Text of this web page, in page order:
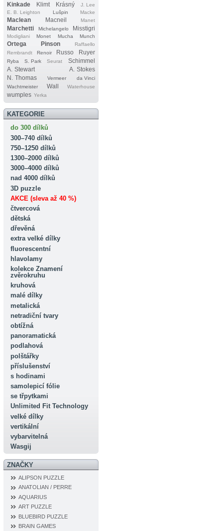
Kinkade Klimt Krásný
J. Lee
E. B. Leighton
Lušpin Macke
Maclean Macneil Manet
Marchetti Michelangelo Misstigri
Modigliani Monet Mucha Munch
Ortega Pinson
Raffaello
Rembrandt
Renoir Russo Ruyer
Ryba S. Park Seurat
Schimmel
A. Stewart
A. Stokes
N. Thomas
Vermeer
da Vinci
Wachtmeister
Wall Waterhouse
wumples Yerka
KATEGORIE
do 300 dílků
300–740 dílků
750–1250 dílků
1300–2000 dílků
3000–4000 dílků
nad 4000 dílků
3D puzzle
AKCE (sleva až 40 %)
čtvercová
dětská
dřevěná
extra velké dílky
fluorescentní
hlavolamy
kolekce Znamení
zvěrokruhu
kruhová
malé dílky
metalická
netradiční tvary
obtížná
panoramatická
podlahová
polštářky
příslušenství
s hodinami
samolepicí fólie
se třpytkami
Unlimited Fit Technology
velké dílky
vertikální
vybarvitelná
Wasgij
ZNAČKY
ALIPSON PUZZLE
ANATOLIAN / PERRE
AQUARIUS
ART PUZZLE
BLUEBIRD PUZZLE
BRAIN GAMES